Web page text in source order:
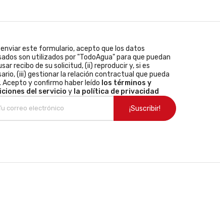
enviar este formulario, acepto que los datos
son utilizados por "TodoAgua" para que puedan
recibo de su solicitud, (ii) reproducir y, si es
(iii) gestionar la relación contractual que pueda
Acepto y confirmo haber leído los términos y
del servicio y la política de privacidad